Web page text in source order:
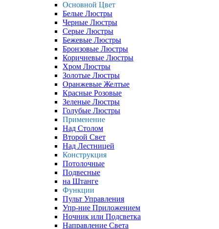
Основной Цвет
Белые Люстры
Черные Люстры
Серые Люстры
Бежевые Люстры
Бронзовые Люстры
Коричневые Люстры
Хром Люстры
Золотые Люстры
Оранжевые Желтые
Красные Розовые
Зеленые Люстры
Голубые Люстры
Применение
Над Столом
Второй Свет
Над Лестницей
Конструкция
Потолочные
Подвесные
на Штанге
Функции
Пульт Управления
Упр-ние Приложением
Ночник или Подсветка
Направление Света